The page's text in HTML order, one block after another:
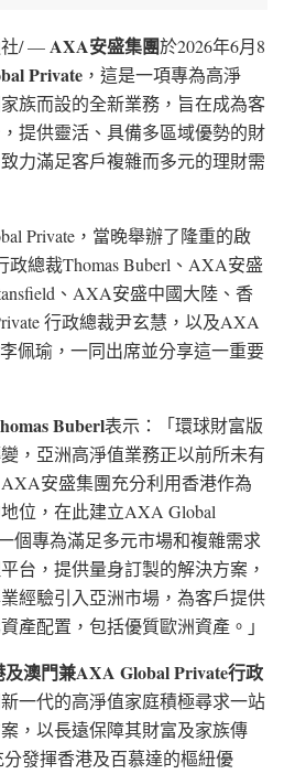
社/ —AXA安盛集團於2026年6月8
Private ，這是一項專為高淨
族而設的全新業務，旨在成為客
提供靈活、具備多區域優勢的財
力滿足客戶複雜而多元的理財需
Private，當晚舉辦了隆重的啟
總裁Thomas Buberl、AXA安盛
、AXA安盛中國大陸、香
行政總裁尹玄慧，以及AXA
佩瑜，一同出席並分享這一重要
Buberl表示：「環球財富版
，亞洲高淨值業務正以前所未有
安盛集團充分利用香港作為
位，在此建立AXA Global
個專為滿足多元市場和複雜需求
台，提供量身訂製的解決方案，
經驗引入亞洲市場，為客戶提供
產配置，包括優質歐洲資產。」
及澳門兼AXA Global Private行政
一代的高淨值家庭積極尋求一站
，以長遠保障其財富及家族傳
發揮香港及百慕達的樞紐優